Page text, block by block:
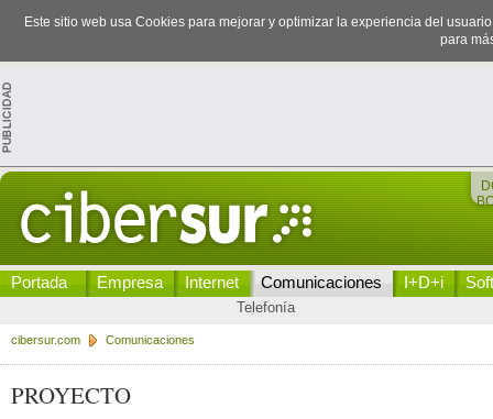
Este sitio web usa Cookies para mejorar y optimizar la experiencia del
para
Portada Empresa Internet Comunicaciones I+D+i
Telefonía
cibersur.com Comunicaciones
PROYECTO